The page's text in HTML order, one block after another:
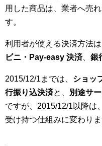
用した商品は、業者へ売
す。
利用者が使える決済方法は
ビニ・Pay-easy 決済、 銀
2015/12/1までは、 ショッ
行振り込決済と、 別途サ
ですが、2015/12/1以降は
受け持つ仕組みに変わりま